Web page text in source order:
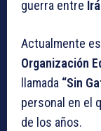
guerra entre
Actualmente
Organización
llamada “Sin
personal en el
de los años.